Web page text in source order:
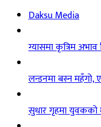
Daksu Media
ग्यासमा कृत्रिम अभाव
लन्डनमा बस्न
सुधार गृहमा युवकको